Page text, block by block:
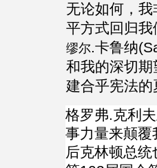
无论如何，
平方式回归
缪尔.卡鲁纳
和我的深切
建合乎宪法的
格罗弗.克利
事力量来颠覆
后克林顿总